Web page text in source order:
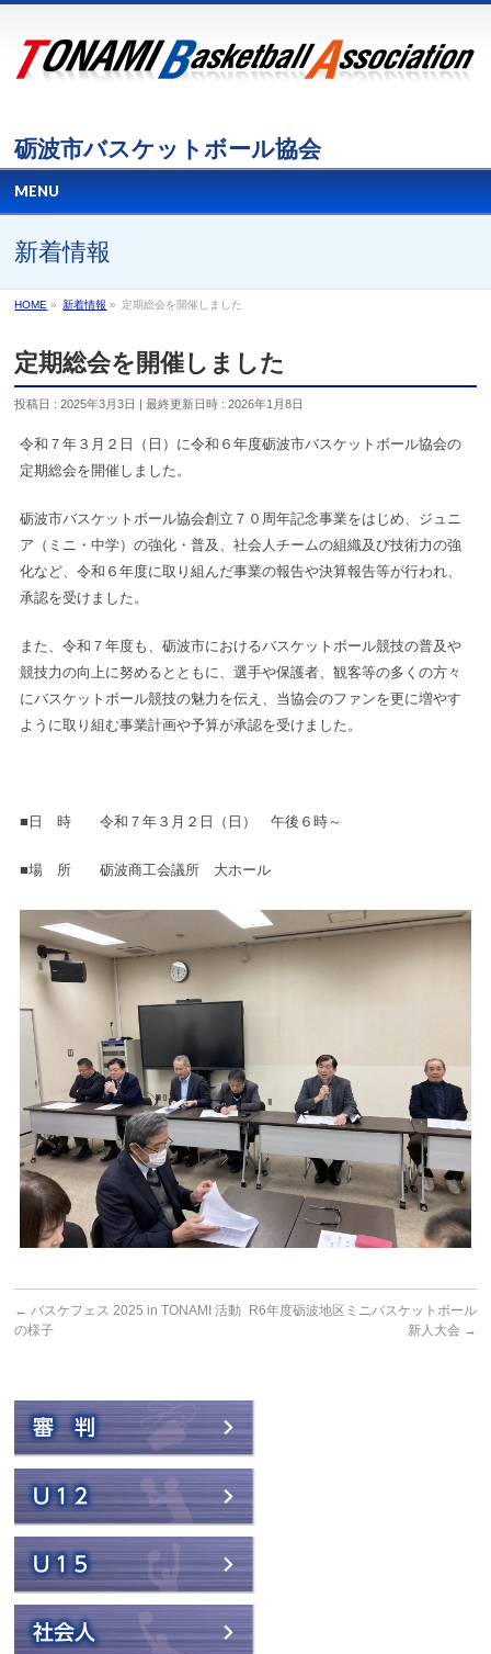
砺波市バスケットボール協会
MENU
新着情報
HOME » 新着情報 » 定期総会を開催しました
定期総会を開催しました
投稿日 : 2025年3月3日 最終更新日時 : 2026年1月8日
令和７年３月２日（日）に令和６年度砺波市バスケットボール協会の
定期総会を開催しました。
砺波市バスケットボール協会創立７０周年記念事業をはじめ、ジュニ
ア（ミニ・中学）の強化・普及、社会人チームの組織及び技術力の強
化など、令和６年度に取り組んだ事業の報告や決算報告等が行われ、
承認を受けました。
また、令和７年度も、砺波市におけるバスケットボール競技の普及や
競技力の向上に努めるとともに、選手や保護者、観客等の多くの方々
にバスケットボール競技の魅力を伝え、当協会のファンを更に増やす
ように取り組む事業計画や予算が承認を受けました。
■日 時 令和７年３月２日（日） 午後６時～
■場 所 砺波商工会議所 大ホール
← バスケフェス 2025 in TONAMI 活動
の様子
R6年度砺波地区ミニバスケットボール
新人大会 →